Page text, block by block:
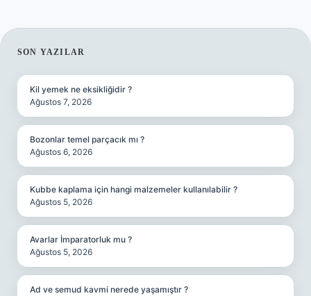
SIDEBAR
SON YAZILAR
Kil yemek ne eksikliğidir ?
Ağustos 7, 2026
Bozonlar temel parçacık mı ?
Ağustos 6, 2026
Kubbe kaplama için hangi malzemeler kullanılabilir ?
Ağustos 5, 2026
Avarlar İmparatorluk mu ?
Ağustos 5, 2026
Ad ve semud kavmi nerede yaşamıştır ?